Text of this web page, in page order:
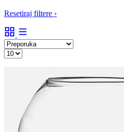
Resetiraj filtere ›